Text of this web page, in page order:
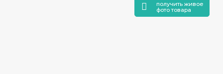
получить живое
фото товара